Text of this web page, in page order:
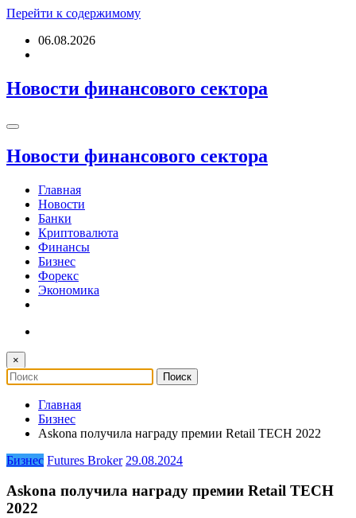
Перейти к содержимому
06.08.2026
Новости финансового сектора
Новости финансового сектора
Главная
Новости
Банки
Криптовалюта
Финансы
Бизнес
Форекс
Экономика
×
Главная
Бизнес
Askona получила награду премии Retail TECH 2022
Бизнес Futures Broker 29.08.2024
Askona получила награду премии Retail TECH
2022